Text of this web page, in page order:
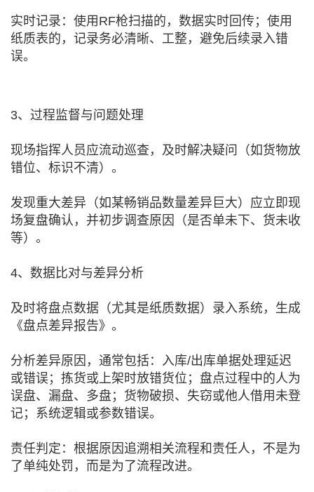
实时记录：使用RF枪扫描的，数据实时回传；使用
纸质表的，记录务必清晰、工整，避免后续录入错
误。
3、过程监督与问题处理
现场指挥人员应流动巡查，及时解决疑问（如货物放
错位、标识不清）。
发现重大差异（如某畅销品数量差异巨大）应立即现
场复盘确认，并初步调查原因（是否单未下、货未收
等）。
4、数据比对与差异分析
及时将盘点数据（尤其是纸质数据）录入系统，生成
《盘点差异报告》。
分析差异原因，通常包括：入库/出库单据处理延迟
或错误；拣货或上架时放错货位；盘点过程中的人为
误盘、漏盘、多盘；货物破损、失窃或他人借用未登
记；系统逻辑或参数错误。
责任判定：根据原因追溯相关流程和责任人，不是为
了单纯处罚，而是为了流程改进。